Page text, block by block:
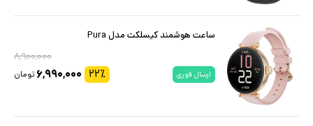
ساعت هوشمند کیسلکت مدل Pura
۸,۹۰۰,۰۰۰
ارسال فوری ۲۲٪ ۶,۹۹۰,۰۰۰ تومان